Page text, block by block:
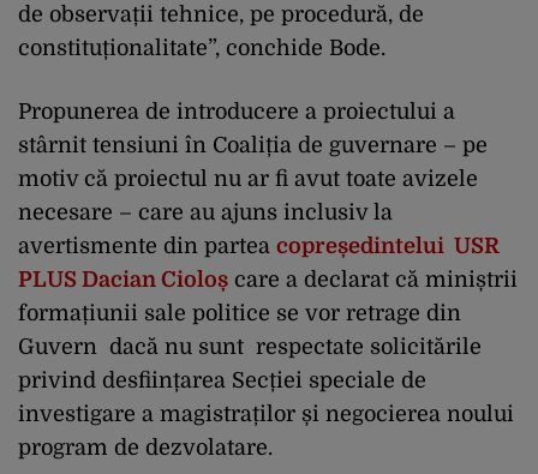
de observații tehnice, pe procedură, de
constituționalitate”, conchide Bode.
Propunerea de introducere a proiectului a
stârnit tensiuni în Coaliția de guvernare – pe
motiv că proiectul nu ar fi avut toate avizele
necesare – care au ajuns inclusiv la
avertismente din partea copreședintelui USR
PLUS Dacian Cioloș care a declarat că miniștrii
formațiunii sale politice se vor retrage din
Guvern dacă nu sunt respectate solicitările
privind desființarea Secției speciale de
investigare a magistraților și negocierea noului
program de dezvolatare.